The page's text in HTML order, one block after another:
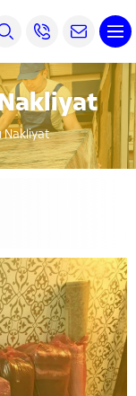
Nakliyat
Nakliyat